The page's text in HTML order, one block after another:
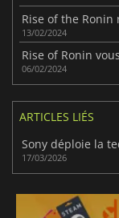
13/02/2024
06/02/2024
ARTICLES LIÉS
17/03/2026